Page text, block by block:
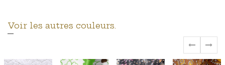
Voir les autres couleurs.
‹ ›